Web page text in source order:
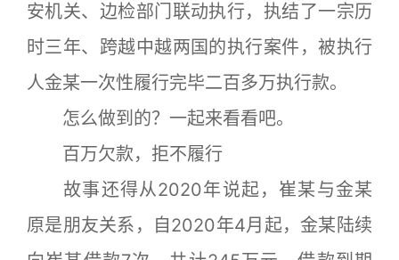
安机关、边检部门联动执行，执结了一宗历
时三年、跨越中越两国的执行案件，被执行
人金某一次性履行完毕二百多万执行款。
怎么做到的？一起来看看吧。
百万欠款，拒不履行
故事还得从2020年说起，崔某与金某
原是朋友关系，自2020年4月起，金某陆续